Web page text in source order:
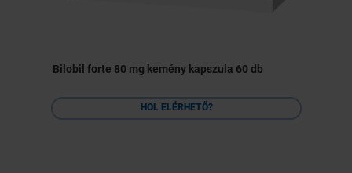
Bilobil forte 80 mg kemény kapszula 60 db
HOL ELÉRHETŐ?